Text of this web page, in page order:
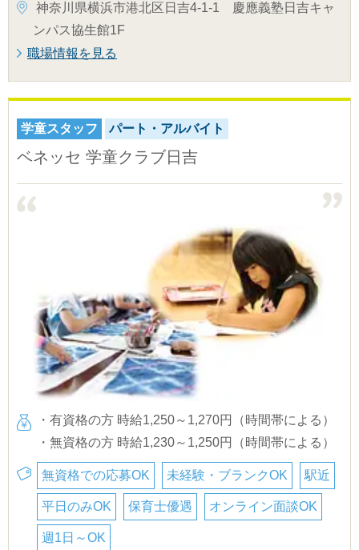
神奈川県横浜市港北区日吉4-1-1 慶應義塾日吉キャ
ンパス協生館1F
職場情報を見る
学童スタッフ パート・アルバイト
ベネッセ 学童クラブ日吉
・有資格の方 時給1,250～1,270円（時間帯による）
・無資格の方 時給1,230～1,250円（時間帯による）
無資格での応募OK 未経験・ブランクOK 駅近
平日のみOK 保育士優遇 オンライン面談OK
週1日～OK